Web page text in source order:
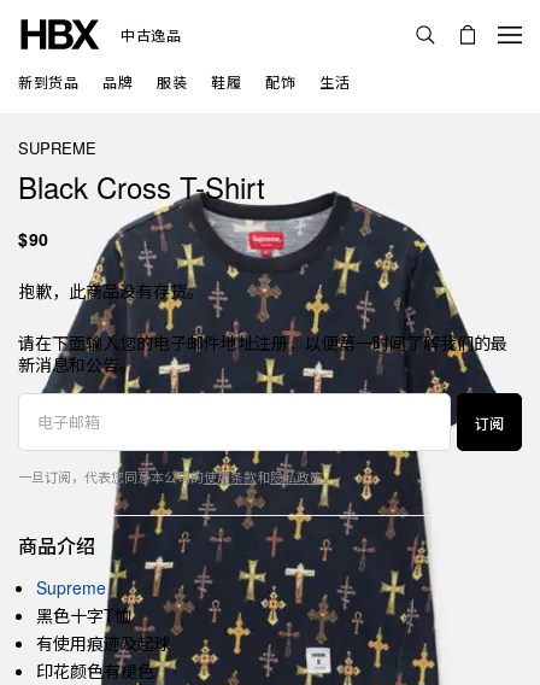
中古逸品
新到货品 品牌 服装 鞋履 配饰 生活
SUPREME
Black Cross T-Shirt
$90
抱歉，此商品没有存货。
请在下面输入您的电子邮件地址注册，以便第一时间了解我们的最
新消息和公告。
订阅
一旦订阅，代表您同意本公司的使用条款和隐私政策。
商品介绍
Supreme
黑色十字T恤
有使用痕迹及起球
印花颜色有褪色